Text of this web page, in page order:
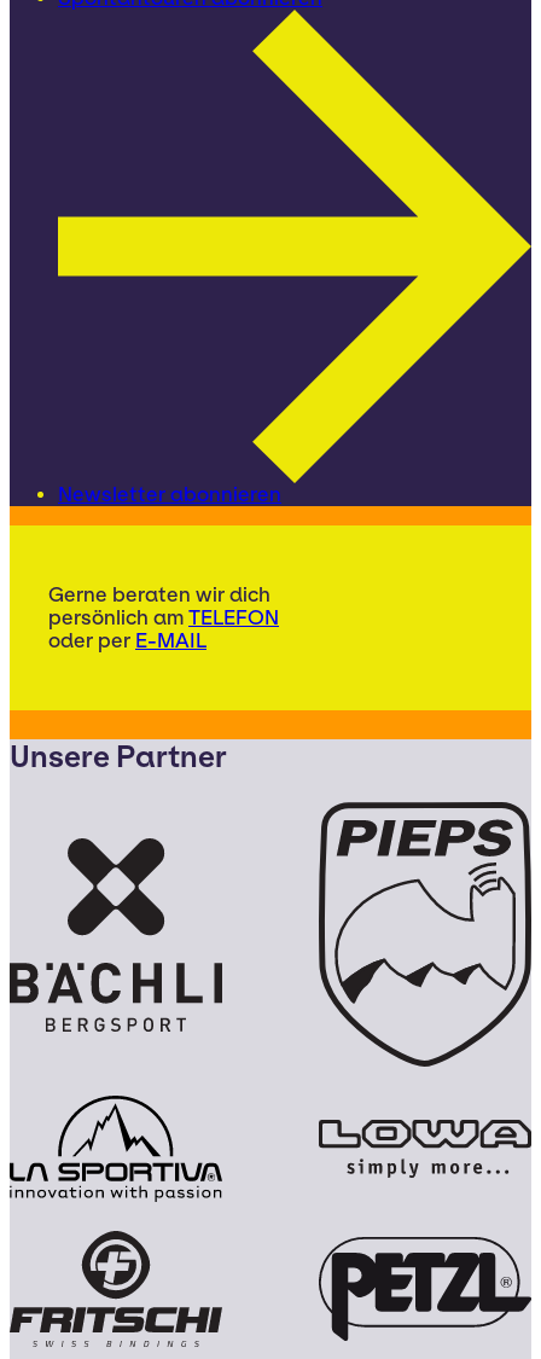
Newsletter abonnieren
Gerne beraten wir dich
persönlich am TELEFON
oder per E-MAIL
Unsere Partner